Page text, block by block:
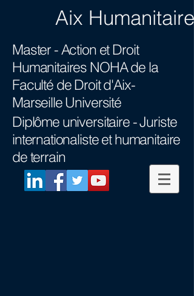
Aix Humanitaire
Master - Action et Droit
Humanitaires NOHAde la
Faculté de Droit d'Aix-
Marseille Université
Diplôme universitaire -Juriste
internationaliste et humanitaire
de terrain